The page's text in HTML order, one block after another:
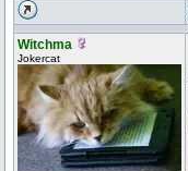
Witchma
Jokercat